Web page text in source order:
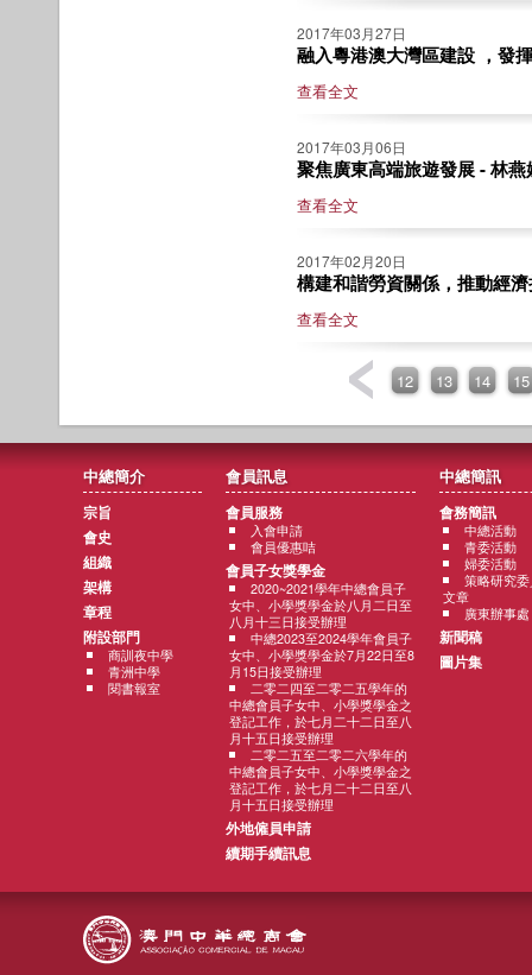
2017年03月27日
融入粵港澳大灣區建設 ，發
查看全文
2017年03月06日
聚焦廣東高端旅遊發展 - 林燕
查看全文
2017年02月20日
構建和諧勞資關係，推動經
查看全文
12 13 14 15
中總簡介
宗旨
會史
組織
架構
章程
附設部門
商訓夜中學
青洲中學
閱書報室
會員訊息
會員服務
入會申請
會員優惠咭
會員子女獎學金
2020~2021學年中總會員子
女中、小學獎學金於八月二日至
八月十三日接受辦理
中總2023至2024學年會員子
女中、小學獎學金於7月22日至8
月15日接受辦理
二零二四至二零二五學年的
中總會員子女中、小學獎學金之
登記工作，於七月二十二日至八
月十五日接受辦理
二零二五至二零二六學年的
中總會員子女中、小學獎學金之
登記工作，於七月二十二日至八
月十五日接受辦理
外地僱員申請
續期手續訊息
中總簡訊
會務簡訊
中總活動
青委活動
婦委活動
策略研究
文章
廣東辦事處
新聞稿
圖片集